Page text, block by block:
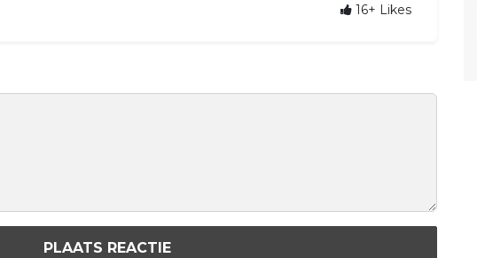
16+ Likes
PLAATS REACTIE